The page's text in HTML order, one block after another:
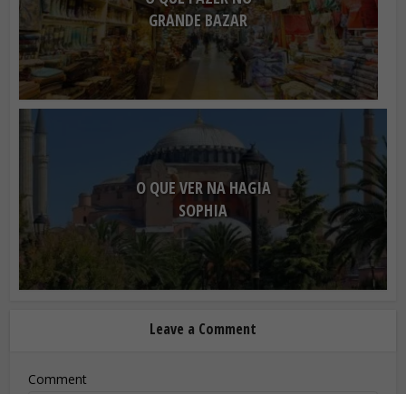
GRANDE BAZAR
O QUE VER NA HAGIA
SOPHIA
Leave a Comment
Comment